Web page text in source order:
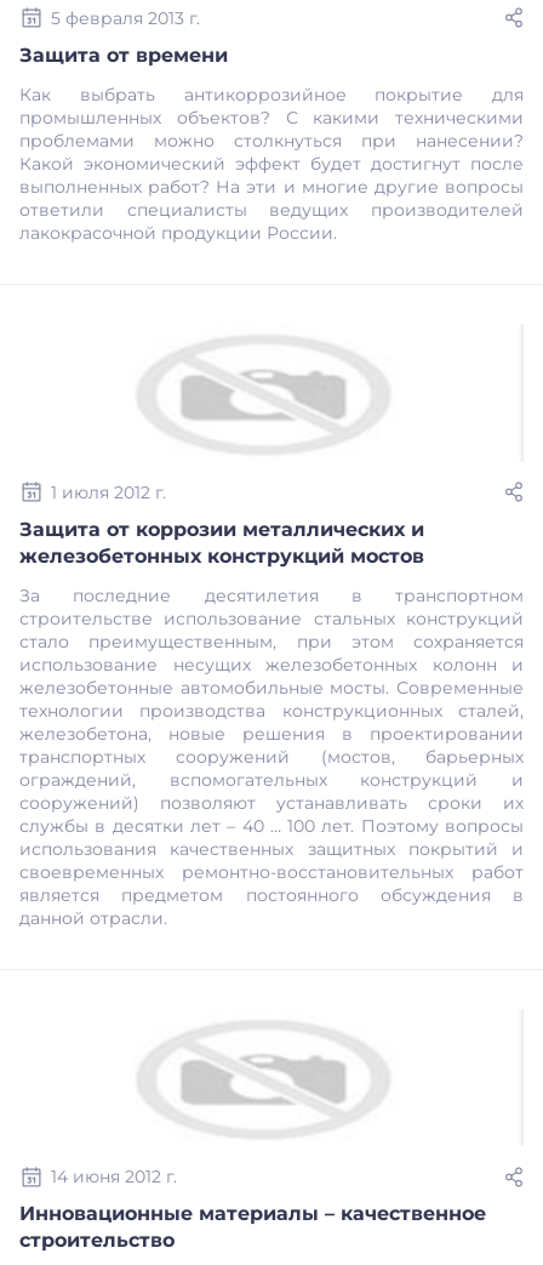
5 февраля 2013 г.
Защита от времени
Как выбрать антикоррозийное покрытие для
промышленных объектов? С какими техническими
проблемами можно столкнуться при нанесении?
Какой экономический эффект будет достигнут после
выполненных работ? На эти и многие другие вопросы
ответили специалисты ведущих производителей
лакокрасочной продукции России.
1 июля 2012 г.
Защита от коррозии металлических и
железобетонных конструкций мостов
За последние десятилетия в транспортном
строительстве использование стальных конструкций
стало преимущественным, при этом сохраняется
использование несущих железобетонных колонн и
железобетонные автомобильные мосты. Современные
технологии производства конструкционных сталей,
железобетона, новые решения в проектировании
транспортных сооружений (мостов, барьерных
ограждений, вспомогательных конструкций и
сооружений) позволяют устанавливать сроки их
службы в десятки лет – 40 … 100 лет. Поэтому вопросы
использования качественных защитных покрытий и
своевременных ремонтно-восстановительных работ
является предметом постоянного обсуждения в
данной отрасли.
14 июня 2012 г.
Инновационные материалы – качественное
строительство